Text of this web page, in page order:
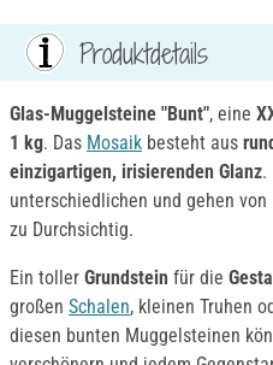
Produktdetails
Glas-Muggelsteine "Bunt", eine
1 kg. Das Mosaik besteht aus
einzigartigen, irisierenden Glanz.
unterschiedlichen und gehen
zu Durchsichtig.
Ein toller Grundstein für die
großen Schalen, kleinen Truhen
diesen bunten Muggelsteinen